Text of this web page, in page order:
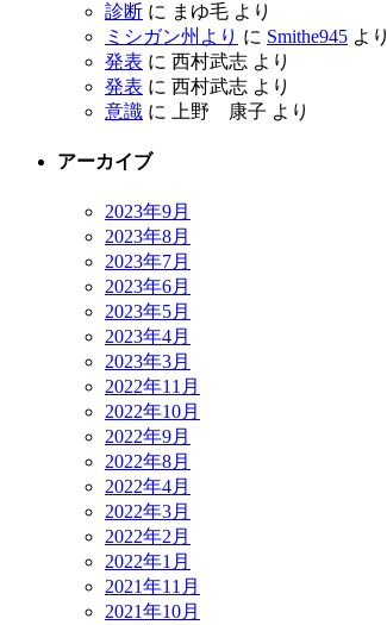
診断 に まゆ毛 より
ミシガン州より に Smithe945 より
発表 に 西村武志 より
発表 に 西村武志 より
意識 に 上野 康子 より
アーカイブ
2023年9月
2023年8月
2023年7月
2023年6月
2023年5月
2023年4月
2023年3月
2022年11月
2022年10月
2022年9月
2022年8月
2022年4月
2022年3月
2022年2月
2022年1月
2021年11月
2021年10月